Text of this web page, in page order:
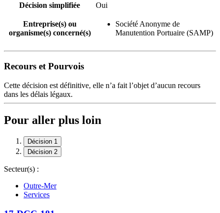
Décision simplifiée
Oui
Entreprise(s) ou
organisme(s) concerné(s)
Société Anonyme de
Manutention Portuaire (SAMP)
Recours et Pourvois
Cette décision est définitive, elle n’a fait l’objet d’aucun recours
dans les délais légaux.
Pour aller plus loin
Décision 1
Décision 2
Secteur(s) :
Outre-Mer
Services